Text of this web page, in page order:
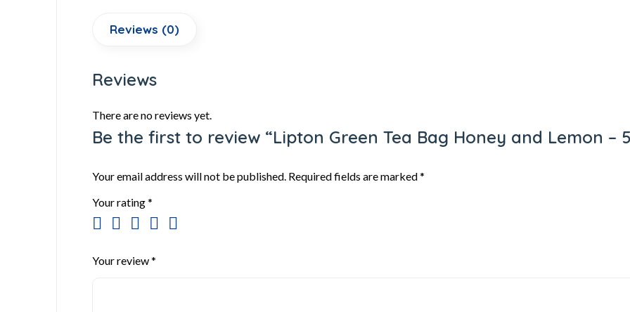
Reviews (0)
Reviews
There are no reviews yet.
Be the first to review “Lipton Green Tea Bag Honey and Lemon –
Your email address will not be published. Required fields are marked*
Your rating*
Your review*